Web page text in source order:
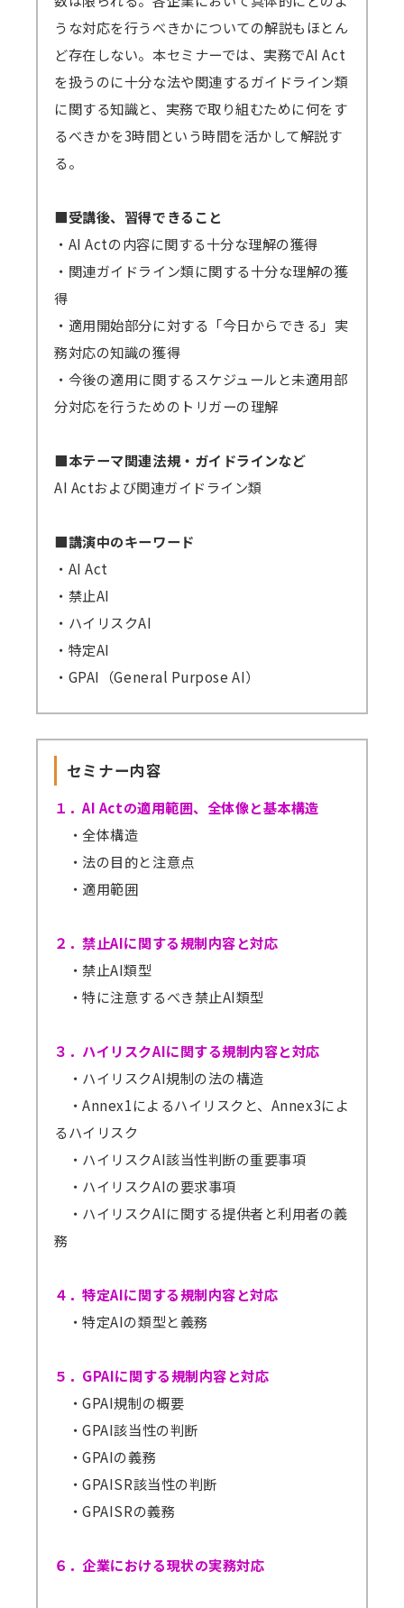
→一部のブラウザは音声が聞こえないなどの不
具合が起きる可能性があります。
対応ブラウザ
をご確認の上、必ず事前のテ
ストミーティング
をお願いします。
（iOSやAndroidOS ご利用の場合は、アプリ
インストールが必須となります）
→見逃し視聴について、 こちらから問題なく
視聴できるかご確認ください。（テスト視聴動
画へ）パスワード「123456」
＜見逃し視聴ご案内の流れ・配信期間詳細＞
い場合は必ず弊社までご連絡ください。
準備出来しだい配信いたしますので開始日
が早まる可能性もございます。その場合でも終
了日は変わりません。上記例の2/6開催セミナ
ーの場合、2/8から開始となっても2/17まで視
聴可能です。
GWや年末年始・お盆期間などを挟む場合、
それに応じて弊社の標準配信期間設定を延長し
原則、配信期間の延長はいたしません。
万一、見逃し視聴の提供ができなくなった
逃し視聴なし）の受講料に準じますので、ご了
承ください。
うな対応を行うべきかについての解説もほとん
ど存在しない。本セミナーでは、実務でAI Act
を扱うのに十分な法や関連するガイドライン類
に関する知識と、実務で取り組むために何をす
るべきかを3時間という時間を活かして解説す
る。
■受講後、習得できること
・AI Actの内容に関する十分な理解の獲得
・関連ガイドライン類に関する十分な理解の獲
得
・適用開始部分に対する「今日からできる」実
務対応の知識の獲得
・今後の適用に関するスケジュールと未適用部
分対応を行うためのトリガーの理解
■本テーマ関連法規・ガイドラインなど
AI Actおよび関連ガイドライン類
■講演中のキーワード
・AI Act
・禁止AI
・ハイリスクAI
・特定AI
・GPAI（General Purpose AI）
セミナー内容
１．AI Actの適用範囲、全体像と基本構造
・全体構造
・法の目的と注意点
・適用範囲
２．禁止AIに関する規制内容と対応
・禁止AI類型
・特に注意するべき禁止AI類型
３．ハイリスクAIに関する規制内容と対応
・ハイリスクAI規制の法の構造
・Annex1によるハイリスクと、Annex3によ
るハイリスク
・ハイリスクAI該当性判断の重要事項
・ハイリスクAIの要求事項
・ハイリスクAIに関する提供者と利用者の義
務
４．特定AIに関する規制内容と対応
・特定AIの類型と義務
５．GPAIに関する規制内容と対応
・GPAI規制の概要
・GPAI該当性の判断
・GPAIの義務
・GPAISR該当性の判断
・GPAISRの義務
６．企業における現状の実務対応